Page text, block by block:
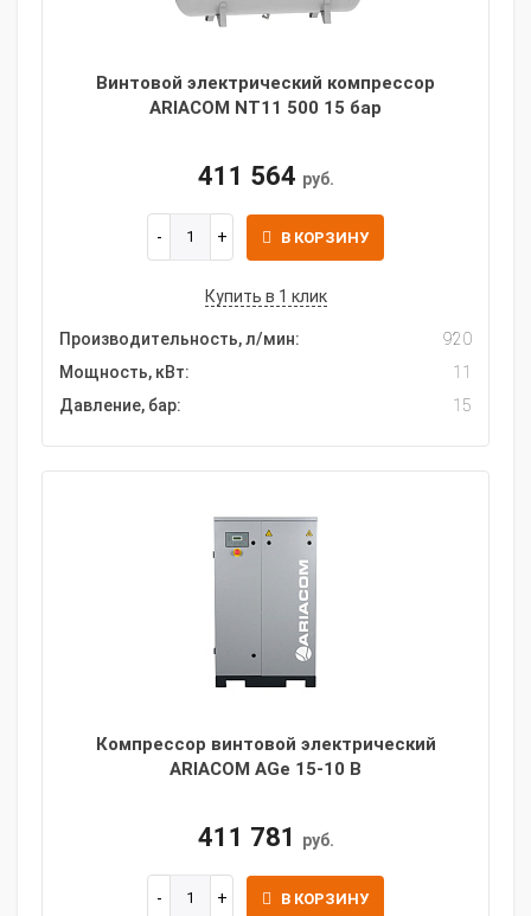
Винтовой электрический компрессор
ARIACOM NT11 500 15 бар
411 564 руб.
В КОРЗИНУ
Купить в 1 клик
Производительность, л/мин:
920
Мощность, кВт:
11
Давление, бар:
15
Компрессор винтовой электрический
ARIACOM AGe 15-10 B
411 781 руб.
В КОРЗИНУ